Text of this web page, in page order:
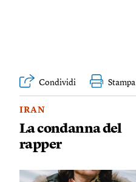
Condividi Stampa
IRAN
La condanna del
rapper